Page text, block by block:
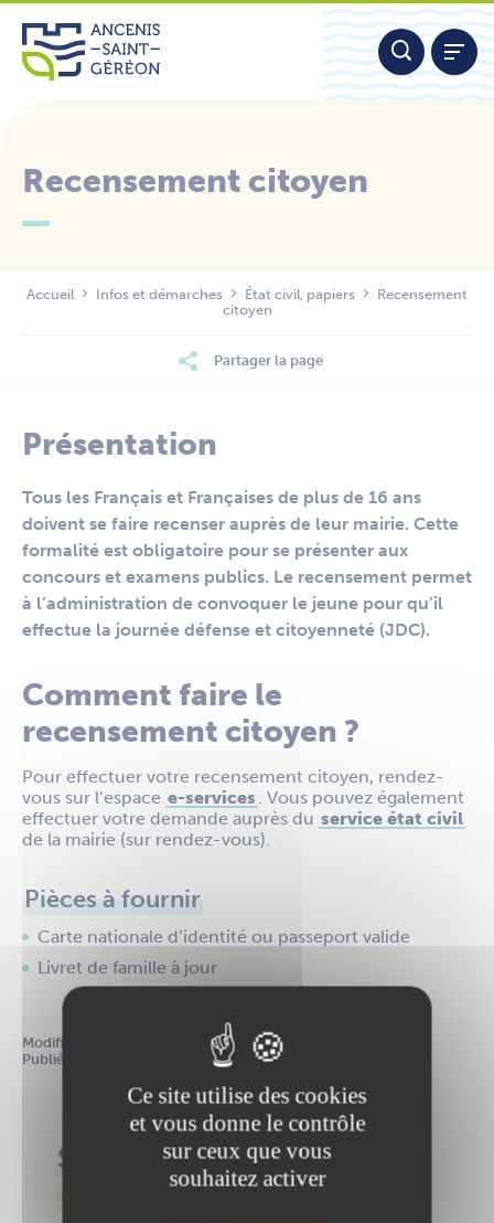
Aller
contenu
Recensement citoyen
Accueil Infos et démarches État civil, papiers
Recensement
citoyen
Partager la page
Présentation
Tous les Français et Françaises de plus de 16 ans
doivent se faire recenser auprès de leur mairie. Cette
formalité est obligatoire pour se présenter aux
concours et examens publics. Le recensement permet
à l’administration de convoquer le jeune pour qu’il
effectue la journée défense et citoyenneté (JDC).
Comment faire le
recensement citoyen ?
Pour effectuer votre recensement citoyen, rendez-
vous sur l’espace e-services . Vous pouvez également
effectuer votre demande auprès du service état civil
de la mairie (sur rendez-vous).
Pièces à fournir
Carte nationale d’identité ou passeport valide
Livret de famille à jour
Modifié le :
Publié le :
Service état civil
Services municipaux
Panneau de gestion des cookies
Ce site utilise des cookies
et vous donne le contrôle
sur ceux que vous
souhaitez activer